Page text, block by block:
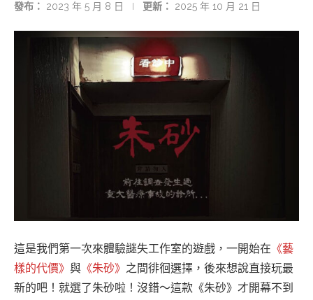
發布： 2023 年 5 月 8 日 更新： 2025 年 10 月 21 日
這是我們第一次來體驗謎失工作室的遊戲，一開始在 《藝
樣的代價》 與 《朱砂》 之間徘徊選擇，後來想說直接玩最
新的吧！就選了朱砂啦！沒錯～這款《朱砂》才開幕不到